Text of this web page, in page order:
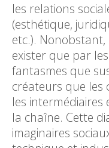
les relations
(esthétique,
etc.).
exister que par
fantasmes que
créateurs que les
les
la chaîne. Cette
imaginaires